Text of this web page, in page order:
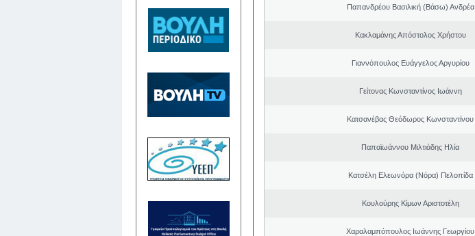
Παπανδρέου Βασιλική (Βάσω) Ανδρέα
Κακλαμάνης Απόστολος Χρήστου
Γιαννόπουλος Ευάγγελος Αργυρίου
Γείτονας Κωνσταντίνος Ιωάννη
Κατσανέβας Θεόδωρος Κωνσταντίνου
Παπαϊωάννου Μιλτιάδης Ηλία
Κατσέλη Ελεωνόρα (Νόρα) Πελοπίδα
Κουλούρης Κίμων Αριστοτέλη
Χαραλαμπόπουλος Ιωάννης Γεωργίου